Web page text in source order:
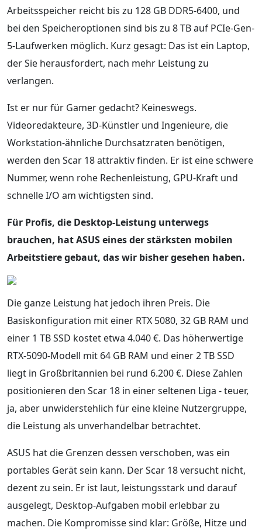
Arbeitsspeicher reicht bis zu 128 GB DDR5-6400, und
bei den Speicheroptionen sind bis zu 8 TB auf PCIe-Gen-
5-Laufwerken möglich. Kurz gesagt: Das ist ein Laptop,
der Sie herausfordert, nach mehr Leistung zu
verlangen.
Ist er nur für Gamer gedacht? Keineswegs.
Videoredakteure, 3D-Künstler und Ingenieure, die
Workstation-ähnliche Durchsatzraten benötigen,
werden den Scar 18 attraktiv finden. Er ist eine schwere
Nummer, wenn rohe Rechenleistung, GPU-Kraft und
schnelle I/O am wichtigsten sind.
Für Profis, die Desktop-Leistung unterwegs
brauchen, hat ASUS eines der stärksten mobilen
Arbeitstiere gebaut, das wir bisher gesehen haben.
Die ganze Leistung hat jedoch ihren Preis. Die
Basiskonfiguration mit einer RTX 5080, 32 GB RAM und
einer 1 TB SSD kostet etwa 4.040 €. Das höherwertige
RTX-5090-Modell mit 64 GB RAM und einer 2 TB SSD
liegt in Großbritannien bei rund 6.200 €. Diese Zahlen
positionieren den Scar 18 in einer seltenen Liga - teuer,
ja, aber unwiderstehlich für eine kleine Nutzergruppe,
die Leistung als unverhandelbar betrachtet.
ASUS hat die Grenzen dessen verschoben, was ein
portables Gerät sein kann. Der Scar 18 versucht nicht,
dezent zu sein. Er ist laut, leistungsstark und darauf
ausgelegt, Desktop-Aufgaben mobil erlebbar zu
machen. Die Kompromisse sind klar: Größe, Hitze und